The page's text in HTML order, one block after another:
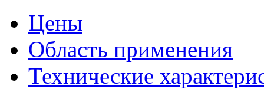
Цены
Область применения
Технические